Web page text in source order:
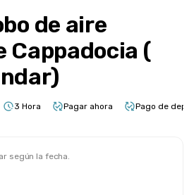
de aire
Cappadocia (
3 Hora Pagar ahora Pago de
según la fecha.